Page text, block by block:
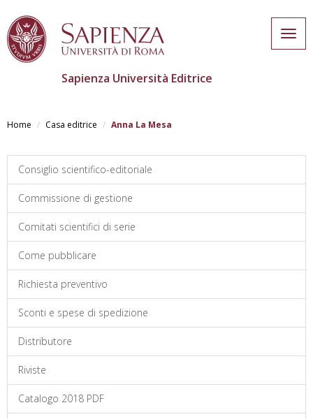
contenuto
Sapienza Università Editrice
Home Casa editrice Anna La Mesa
Consiglio scientifico-editoriale
Commissione di gestione
Comitati scientifici di serie
Come pubblicare
Richiesta preventivo
Sconti e spese di spedizione
Distributore
Riviste
Catalogo 2018 PDF